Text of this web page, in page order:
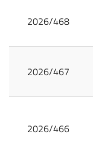
2026/468
2026/467
2026/466